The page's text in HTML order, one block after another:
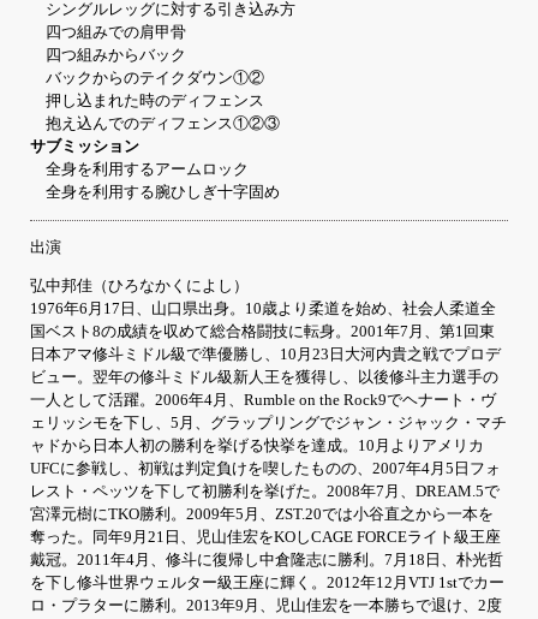
シングルレッグに対する引き込み方
四つ組みでの肩甲骨
四つ組みからバック
バックからのテイクダウン①②
押し込まれた時のディフェンス
抱え込んでのディフェンス①②③
サブミッション
全身を利用するアームロック
全身を利用する腕ひしぎ十字固め
出演
弘中邦佳（ひろなかくによし）
1976年6月17日、山口県出身。10歳より柔道を始め、社会人柔道全
国ベスト8の成績を収めて総合格闘技に転身。2001年7月、第1回東
日本アマ修斗ミドル級で準優勝し、10月23日大河内貴之戦でプロデ
ビュー。翌年の修斗ミドル級新人王を獲得し、以後修斗主力選手の
一人として活躍。2006年4月、Rumble on the Rock9でヘナート・ヴ
ェリッシモを下し、5月、グラップリングでジャン・ジャック・マチ
ャドから日本人初の勝利を挙げる快挙を達成。10月よりアメリカ
UFCに参戦し、初戦は判定負けを喫したものの、2007年4月5日フォ
レスト・ペッツを下して初勝利を挙げた。2008年7月、DREAM.5で
宮澤元樹にTKO勝利。2009年5月、ZST.20では小谷直之から一本を
奪った。同年9月21日、児山佳宏をKOしCAGE FORCEライト級王座
戴冠。2011年4月、修斗に復帰し中倉隆志に勝利。7月18日、朴光哲
を下し修斗世界ウェルター級王座に輝く。2012年12月VTJ 1stでカー
ロ・プラターに勝利。2013年9月、児山佳宏を一本勝ちで退け、2度